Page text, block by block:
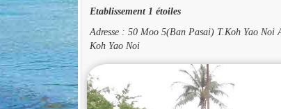
Etablissement 1 étoiles
Adresse : 50 Moo 5(Ban Pasai) T.Koh Yao Noi
Koh Yao Noi